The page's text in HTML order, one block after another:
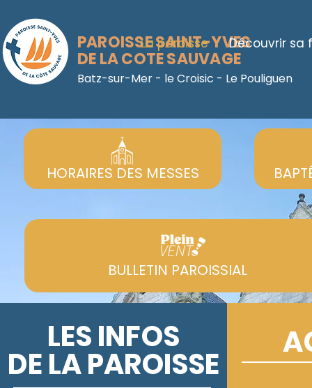
PAROISSE SAINT-YVES
DE LA COTE SAUVAGE
Batz-sur-Mer - le Croisic - Le Pouliguen
La paroisse Découvrir sa
HORAIRES DES MESSES
BULLETIN PAROISSIAL
LES INFOS
DE LA PAROISSE